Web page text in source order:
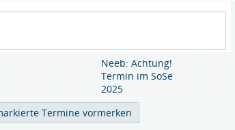
Neeb: Achtung!
Termin im SoSe
2025